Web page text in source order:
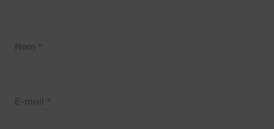
Nom *
E-mail *